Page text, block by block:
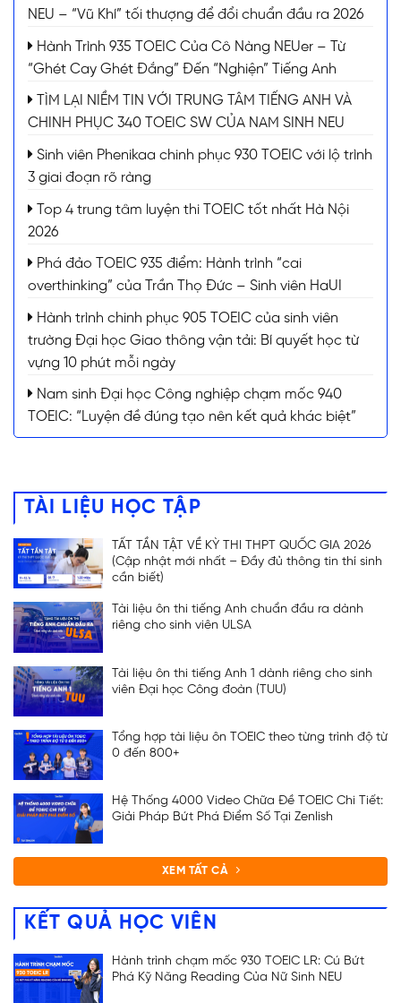
NEU – “Vũ Khí” tối thượng để đổi chuẩn đầu ra 2026
Hành Trình 935 TOEIC Của Cô Nàng NEUer – Từ
“Ghét Cay Ghét Đắng” Đến “Nghiện” Tiếng Anh
TÌM LẠI NIỀM TIN VỚI TRUNG TÂM TIẾNG ANH VÀ
CHINH PHỤC 340 TOEIC SW CỦA NAM SINH NEU
Sinh viên Phenikaa chinh phục 930 TOEIC với lộ trình
3 giai đoạn rõ ràng
Top 4 trung tâm luyện thi TOEIC tốt nhất Hà Nội
2026
Phá đảo TOEIC 935 điểm: Hành trình “cai
overthinking” của Trần Thọ Đức – Sinh viên HaUI
Hành trình chinh phục 905 TOEIC của sinh viên
trường Đại học Giao thông vận tải: Bí quyết học từ
vựng 10 phút mỗi ngày
Nam sinh Đại học Công nghiệp chạm mốc 940
TOEIC: “Luyện đề đúng tạo nên kết quả khác biệt”
TÀI LIỆU HỌC TẬP
TẤT TẦN TẬT VỀ KỲ THI THPT QUỐC GIA 2026
(Cập nhật mới nhất – Đầy đủ thông tin thí sinh
cần biết)
Tài liệu ôn thi tiếng Anh chuẩn đầu ra dành
riêng cho sinh viên ULSA
Tài liệu ôn thi tiếng Anh 1 dành riêng cho sinh
viên Đại học Công đoàn (TUU)
Tổng hợp tài liệu ôn TOEIC theo từng trình độ từ
0 đến 800+
Hệ Thống 4000 Video Chữa Đề TOEIC Chi Tiết:
Giải Pháp Bứt Phá Điểm Số Tại Zenlish
XEM TẤT CẢ
KẾT QUẢ HỌC VIÊN
Hành trình chạm mốc 930 TOEIC LR: Cú Bứt
Phá Kỹ Năng Reading Của Nữ Sinh NEU